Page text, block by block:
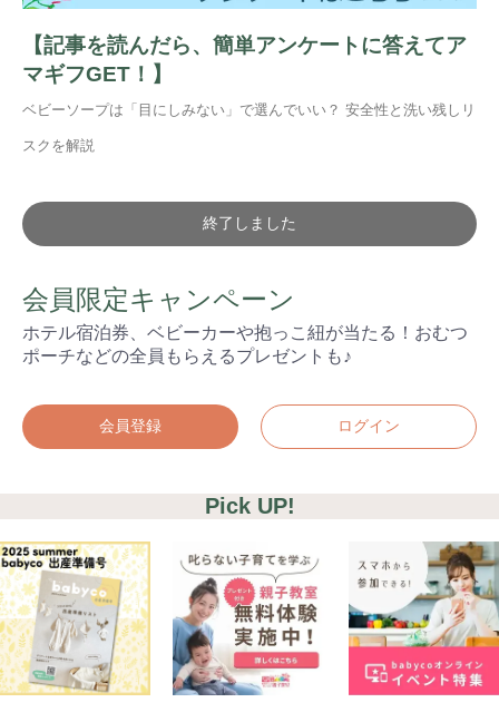
【記事を読んだら、簡単アンケートに答えてア
マギフGET！】
ベビーソープは「目にしみない」で選んでいい？ 安全性と洗い残しリ
スクを解説
終了しました
会員限定キャンペーン
ホテル宿泊券、ベビーカーや抱っこ紐が当たる！おむつ
ポーチなどの全員もらえるプレゼントも♪
会員登録 ログイン
Pick UP!